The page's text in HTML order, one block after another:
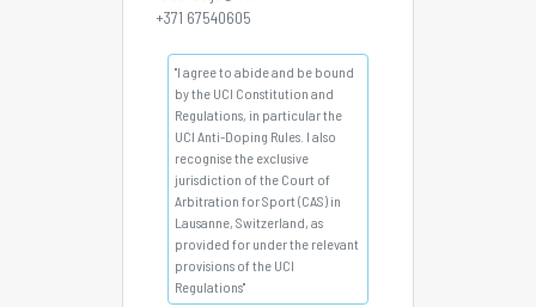
+371 67540605
"I agree to abide and be bound
by the UCI Constitution and
Regulations, in particular the
UCI Anti-Doping Rules. I also
recognise the exclusive
jurisdiction of the Court of
Arbitration for Sport (CAS) in
Lausanne, Switzerland, as
provided for under the relevant
provisions of the UCI
Regulations"